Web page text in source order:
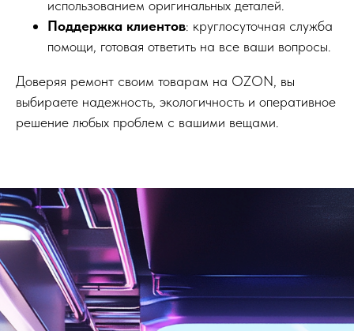
использованием оригинальных деталей.
Поддержка клиентов: круглосуточная служба
помощи, готовая ответить на все ваши вопросы.
Доверяя ремонт своим товарам на OZON, вы
выбираете надежность, экологичность и оперативное
решение любых проблем с вашими вещами.